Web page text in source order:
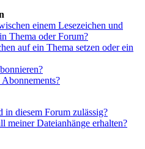
einem Lesezeichen und
Thema oder Forum?
auf ein Thema setzen oder ein
in diesem Forum zulässig?
meiner Dateianhänge erhalten?